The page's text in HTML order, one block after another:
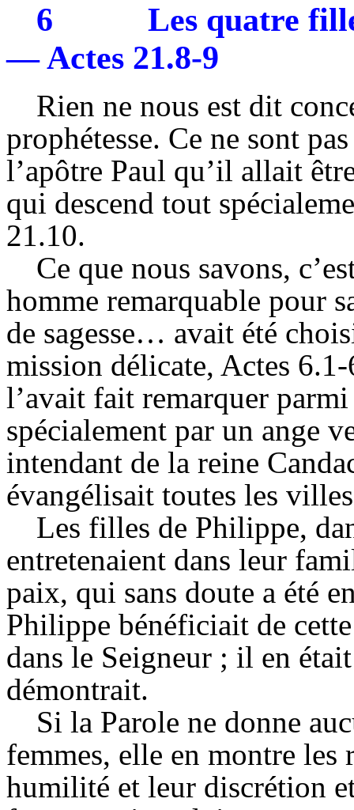
6
Les quatre
— Actes 21.8-9
Rien ne nous est dit
prophétesse. Ce ne sont
l’apôtre Paul qu’il allait
qui descend tout
21.10.
Ce que nous savons,
homme remarquable pour
de sagesse… avait été
mission délicate, Actes
l’avait fait remarquer
spécialement par un ange
intendant de la reine
évangélisait toutes les
Les filles de Philippe,
entretenaient dans leur
paix, qui sans doute a été
Philippe bénéficiait de
dans le Seigneur ; il en
démontrait.
Si la Parole ne donne
femmes, elle en montre
humilité et leur discrétion